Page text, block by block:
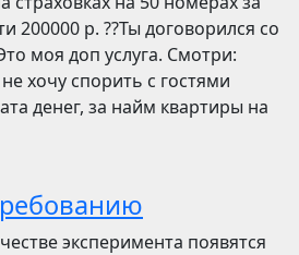
200000 р. ??Ты договорился со
моя доп услуга. Смотри:
хочу спорить с гостями
денег, за найм квартиры на
эксперимента появятся